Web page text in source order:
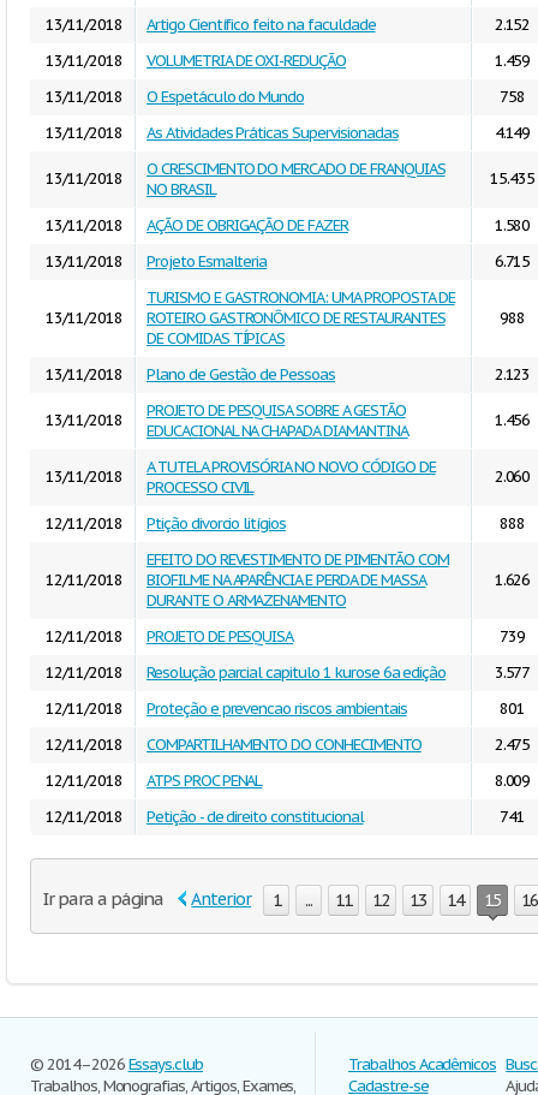
13/11/2018 Artigo Científico feito na faculdade
2.152
13/11/2018
VOLUMETRIA DE OXI-REDUÇÃO
1.459
13/11/2018
O Espetáculo do Mundo
758
13/11/2018
As Atividades Práticas Supervisionadas 4.149
13/11/2018
O CRESCIMENTO DO MERCADO DE FRANQUIAS
NO BRASIL
15.435
13/11/2018 AÇÃO DE OBRIGAÇÃO DE FAZER
1.580
13/11/2018
Projeto Esmalteria 6.715
13/11/2018
TURISMO E GASTRONOMIA: UMA PROPOSTA DE
ROTEIRO GASTRONÔMICO DE RESTAURANTES
DE COMIDAS TÍPICAS
988
13/11/2018 Plano de Gestão de Pessoas 2.123
13/11/2018
PROJETO DE PESQUISA SOBRE A GESTÃO
EDUCACIONAL NA CHAPADA DIAMANTINA
1.456
13/11/2018
A TUTELA PROVISÓRIA NO NOVO CÓDIGO DE
PROCESSO CIVIL
2.060
12/11/2018 Ptição divorcio litígios 888
12/11/2018
EFEITO DO REVESTIMENTO DE PIMENTÃO COM
BIOFILME NA APARÊNCIA E PERDA DE MASSA
DURANTE O ARMAZENAMENTO
1.626
12/11/2018 PROJETO DE PESQUISA
739
12/11/2018
Resolução parcial capitulo 1 kurose 6a edição
3.577
12/11/2018
Proteção e prevencao riscos ambientais
801
12/11/2018
COMPARTILHAMENTO DO CONHECIMENTO
2.475
12/11/2018
ATPS PROC PENAL
8.009
12/11/2018
Petição - de direito constitucional 741
Ir para a página Anterior 1 ... 11 12 13 14 15 16
© 2014–2026Essays.club
Trabalhos, Monografias, Artigos, Exames,
Trabalhos Acadêmicos
Cadastre-se